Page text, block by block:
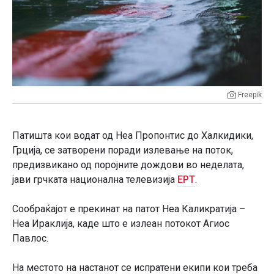
Freepik
Патишта кои водат од Неа Пропонтис до Халкидики,
Грција, се затворени поради излевање на поток,
предизвикано од поројните дождови во неделата,
јави грчката национална телевизија ЕРТ.
Сообраќајот е прекинат на патот Неа Каликратија –
Неа Ираклија, каде што е излеан потокот Агиос
Павлос.
На местото на настанот се испратени екипи кои треба